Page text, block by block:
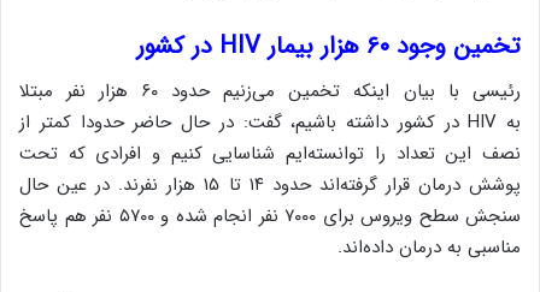
تخمین وجود ۶۰ هزار بیمار HIV در کشور
رئیسی با بیان اینکه تخمین می‌زنیم حدود ۶۰ هزار نفر مبتلا
به HIVدر کشور داشته باشیم، گفت: در حال حاضر حدودا کمتر از
نصف این تعداد را توانسته‌ایم شناسایی کنیم و افرادی که تحت
پوشش درمان قرار گرفته‌اند حدود ۱۴ تا ۱۵ هزار نفرند. در عین حال
سنجش سطح ویروس برای ۷۰۰۰ نفر انجام شده و ۵۷۰۰ نفر هم پاسخ
مناسبی به درمان داده‌اند.